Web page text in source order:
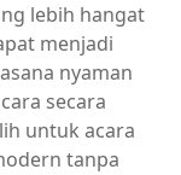
lebih hangat
menjadi
nyaman
secara
untuk acara
tanpa